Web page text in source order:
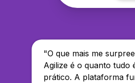
"O que mais me
Agilize é o quanto tudo
prático. A plataforma